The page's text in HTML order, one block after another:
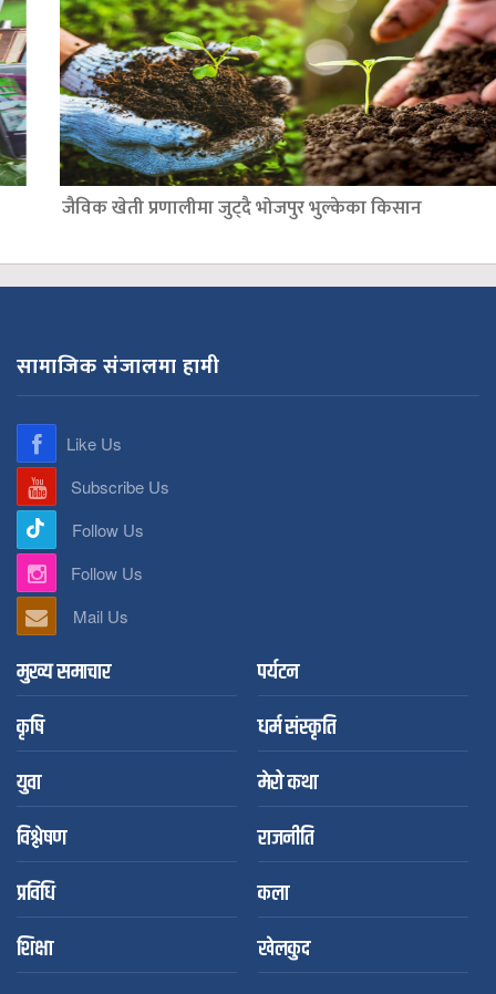
जैविक खेती प्रणालीमा जुट्दै भोजपुर भुल्केका किसान
सामाजिक संजालमा हामी
Like Us
Subscribe Us
Follow Us
Follow Us
Mail Us
मुख्य समाचार
पर्यटन
कृषि
धर्म संस्कृति
युवा
मेरो कथा
विश्लेषण
राजनीति
प्रविधि
कला
शिक्षा
खेलकुद